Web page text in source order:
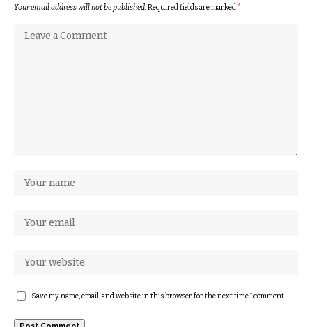
Your email address will not be published.Required fields are marked*
Save my name, email, and website in this browser for the next time I comment.